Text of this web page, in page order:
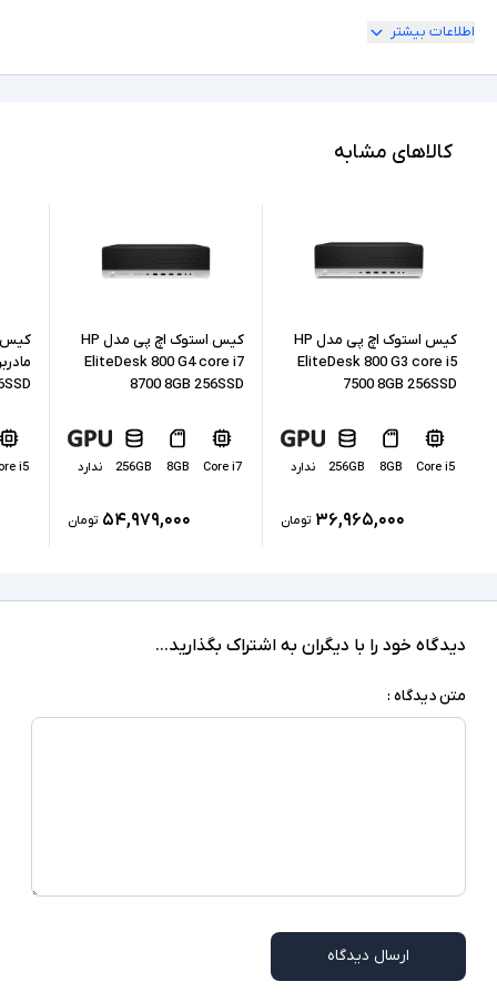
مشخصات پردازنده
حافظه داخلی
پردازنده گرافیکی Intel UHD Graphics 630 + Nvidia Quadro K1200
کارت گرافیک اختصاصی
درگاه های ارتباطی
1xLAN, 6xUSB 3.0, 4xUSB 2.0, 1xUSB-Type C,
2xDisplay, 2xAudio, SD Reader,
2xHeadphone/Microphone Combo jack
دارد
اطلاعات بیشتر
کالاهای مشابه
کیس استوک اچ پی مدل HP
EliteDesk 800 G3 core i5
7500 8GB 256SSD
Core i5
8GB
256GB ندارد
۳۶,۹۶۵,۰۰۰ تومان
کیس استوک اچ پی مدل HP
EliteDesk 800 G4 core i7
8700 8GB 256SSD
Core i7
8GB
256GB ندارد
۵۴,۹۷۹,۰۰۰ تومان
کیس
i5
دیدگاه خود را با دیگران به اشتراک بگذارید...
متن دیدگاه :
ارسال دیدگاه